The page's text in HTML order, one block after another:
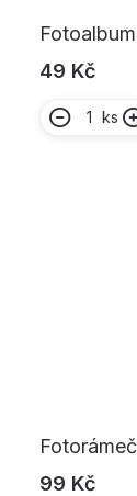
49 Kč
ks
99 Kč